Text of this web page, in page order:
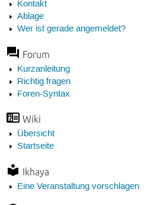
Kontakt
Ablage
Wer ist gerade angemeldet?
Forum
Kurzanleitung
Richtig fragen
Foren-Syntax
Wiki
Übersicht
Startseite
Ikhaya
Eine Veranstaltung vorschlagen